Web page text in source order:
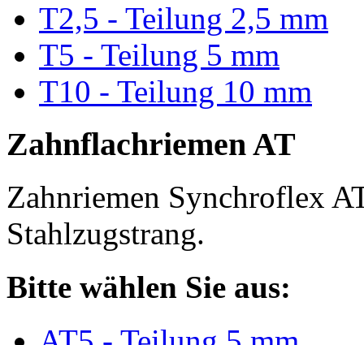
T2,5 - Teilung 2,5 mm
T5 - Teilung 5 mm
T10 - Teilung 10 mm
Zahnflachriemen AT
Zahnriemen Synchroflex
Stahlzugstrang.
Bitte wählen Sie aus: